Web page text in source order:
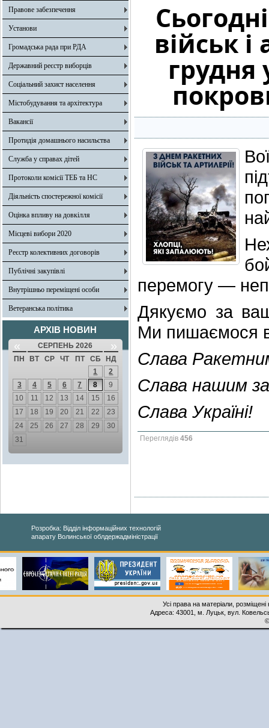
Правове забезпечення
Установи
Громадська рада при РДА
Державний реєстр виборців
Соціальний захист населення
Містобудування та архітектура
Вакансії
Протидія домашнього насильства
Служба у справах дітей
Протоколи комісії ТЕБ та НС
Діяльність спостережної комісії
Оцінка впливу на довкілля
Місцеві вибори 2020
Реєстр колективних договорів
Публічні закупівлі
Внутрішньо переміщені особи
Ветеранська політика
АРХІВ НОВИН
« СЕРПЕНЬ 2026 »
ПН ВТ СР ЧТ ПТ СБ
НД
1
2
3
4 5 6 7 8
9
10
11 12 13 14 15
16
17
18 19 20 21 22
23
24
25 26 27 28 29
30
31
військ
грудня
перемогу —
Дякуємо за
Ми пишаємося
Cлава
Слава нашим
Слава Україні!
Переглядів 456
Розробка: Відділ інформаційних технологій
апарату Волинської облдержадміністрації
Усі права на матеріали,
Адреса: 43001, м. Луцьк, вул.